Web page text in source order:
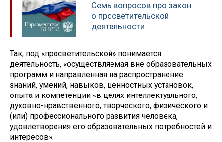
Семь вопросов про закон
о просветительской
деятельности
Так, под «просветительской» понимается
деятельность, «осуществляемая вне образовательных
программ и направленная на распространение
знаний, умений, навыков, ценностных установок,
опыта и компетенции «в целях интеллектуального,
духовно-нравственного, творческого, физического и
(или) профессионального развития человека,
удовлетворения его образовательных потребностей и
интересов».